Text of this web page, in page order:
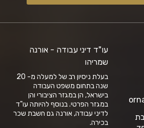
37, בת
עו"ד דיני עבודה - אורנה
שמריהו
בעלת ניסיון רב של למעלה מ- 20
שנה בתחום משפט העבודה
בישראל, הן במגזר הציבורי והן
במגזר הפרטי. בנוסף להיותה עו"ד
לדיני עבודה, אורנה גם חשבת שכר
בכירה.